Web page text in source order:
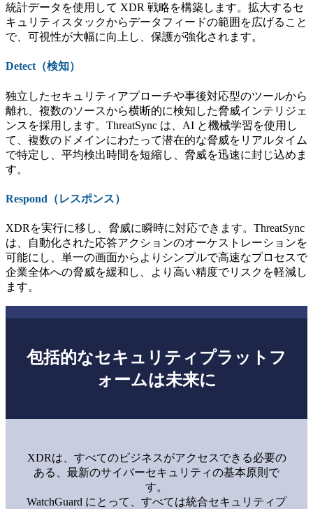
統計データを使用して XDR 戦略を構築します。拡大するセ
キュリティスタックからデータフィードの範囲を広げること
で、可視性が大幅に向上し、保護が強化されます。
Detect（検知）
独立したセキュリティアプローチや事後対応型のツールから
離れ、複数のソースから横断的に検知した脅威インテリジェ
ンスを採用します。ThreatSync は、AI と機械学習を使用し
て、複数のドメインにわたって潜在的な脅威をリアルタイム
で特定し、平均検出時間を短縮し、脅威を迅速に封じ込めま
す。
Respond（レスポンス）
XDRを実行に移し、脅威に瞬時に対応できます。ThreatSync
は、自動化された応答アクションのオーケストレーションを
可能にし、単一の画面からよりシンプルで高速なプロセスで
企業全体への脅威を緩和し、より高い精度でリスクを軽減し
ます。
包括的なセキュリティプラットフ
ォームは未来に
XDRは、すべてのビジネスがアクセスできる必要の
ある、最新のサイバーセキュリティの基本原則で
す。
WatchGuard にとって、すべては統合セキュリティプ